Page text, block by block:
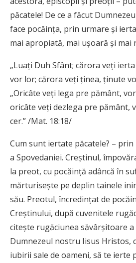
păcatele! De ce a făcut
face pocăința, prin urmare și
mai apropiată, mai ușoară și mai
„Luați Duh Sfânt; cărora veți
vor lor; cărora veți ținea, ținute
„Oricâte veți lega pre pământ,
oricâte veți dezlega pre pământ,
cer.” /Mat. 18:18/
Cum sunt iertate păcatele? –
a Spovedaniei. Creștinul,
la preot, cu pocăință adâncă în
mărturisește pe deplin tainele
său. Preotul, încredințat de
Creștinului, după cuvenitele
citește rugăciunea săvârșitoare a
Dumnezeul nostru Iisus Hristos,
iubirii sale de oameni, să te ierte